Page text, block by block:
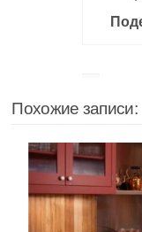
Похожие записи: